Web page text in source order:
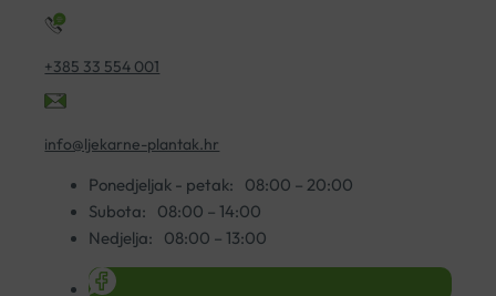
+385 33 554 001
info@ljekarne-plantak.hr
Ponedjeljak - petak:
08:00 – 20:00
Subota:
08:00 – 14:00
Nedjelja:
08:00 – 13:00